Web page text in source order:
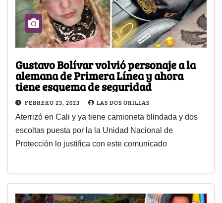
Gustavo Bolívar volvió personaje a la
alemana de Primera Línea y ahora
tiene esquema de seguridad
FEBRERO 23, 2023 LAS DOS ORILLAS
Aterrizó en Cali y ya tiene camioneta blindada y dos
escoltas puesta por la la Unidad Nacional de
Protección lo justifica con este comunicado